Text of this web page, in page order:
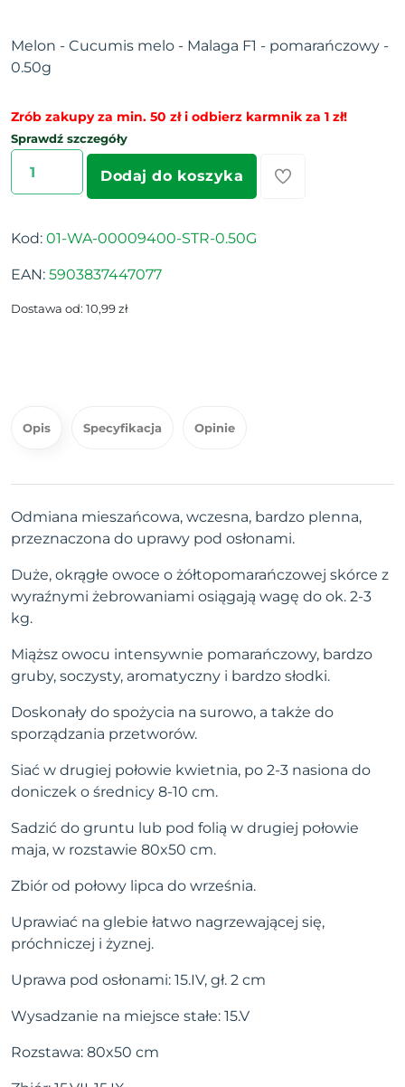
Melon - Cucumis melo - Malaga F1 - pomarańczowy -
0.50g
Zrób zakupy za min. 50 zł i odbierz karmnik za 1 zł!
Sprawdź szczegóły
Dodaj do koszyka
Kod: 01-WA-00009400-STR-0.50G
EAN: 5903837447077
Dostawa od: 10,99 zł
Opis Specyfikacja Opinie
Odmiana mieszańcowa, wczesna, bardzo plenna,
przeznaczona do uprawy pod osłonami.
Duże, okrągłe owoce o żółtopomarańczowej skórce z
wyraźnymi żebrowaniami osiągają wagę do ok. 2-3
kg.
Miąższ owocu intensywnie pomarańczowy, bardzo
gruby, soczysty, aromatyczny i bardzo słodki.
Doskonały do spożycia na surowo, a także do
sporządzania przetworów.
Siać w drugiej połowie kwietnia, po 2-3 nasiona do
doniczek o średnicy 8-10 cm.
Sadzić do gruntu lub pod folią w drugiej połowie
maja, w rozstawie 80x50 cm.
Zbiór od połowy lipca do września.
Uprawiać na glebie łatwo nagrzewającej się,
próchniczej i żyznej.
Uprawa pod osłonami: 15.IV, gł. 2 cm
Wysadzanie na miejsce stałe: 15.V
Rozstawa: 80x50 cm